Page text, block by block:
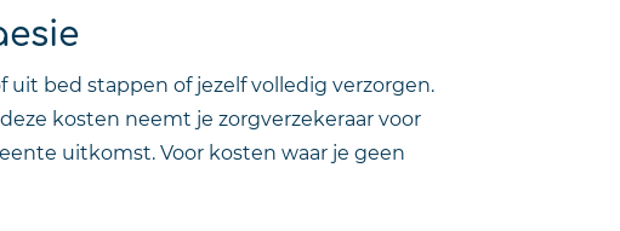
bed stappen of jezelf volledig verzorgen.
kosten neemt je zorgverzekeraar voor
uitkomst. Voor kosten waar je geen